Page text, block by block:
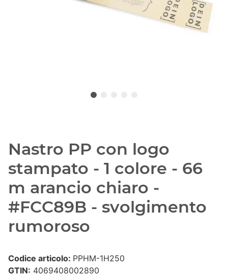
Nastro PP con logo
stampato - 1 colore - 66
m arancio chiaro -
#FCC89B - svolgimento
rumoroso
Codice articolo: PPHM-1H250
GTIN: 4069408002890